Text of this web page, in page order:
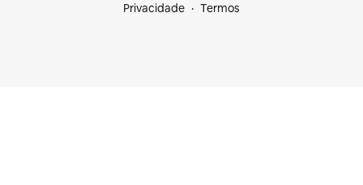
Privacidade
Termos